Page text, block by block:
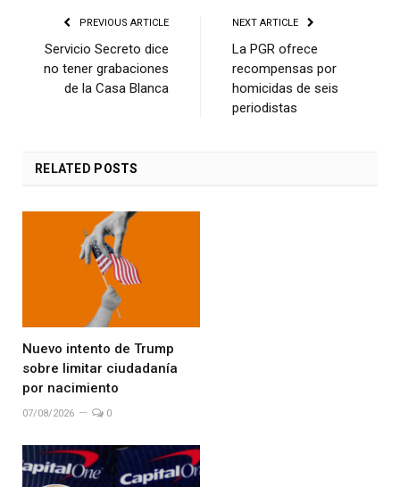
PREVIOUS ARTICLE
Servicio Secreto dice
no tener grabaciones
de la Casa Blanca
NEXT ARTICLE
La PGR ofrece
recompensas por
homicidas de seis
periodistas
RELATED POSTS
Nuevo intento de Trump
sobre limitar ciudadanía
por nacimiento
07/08/2026 0